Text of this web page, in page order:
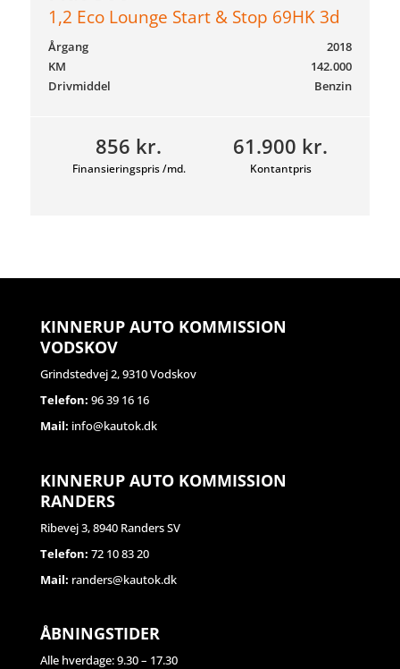
1,2 Eco Lounge Start & Stop 69HK 3d
856 kr.
Finansieringspris /md.
61.900 kr.
Kontantpris
2018
Årgang
142.000
KM
Benzin
Drivmiddel
KINNERUP AUTO KOMMISSION
VODSKOV
Grindstedvej 2, 9310 Vodskov
Telefon: 96 39 16 16
Mail: info@kautok.dk
KINNERUP AUTO KOMMISSION
RANDERS
Ribevej 3, 8940 Randers SV
Telefon: 72 10 83 20
Mail: randers@kautok.dk
ÅBNINGSTIDER
Alle hverdage: 9.30 – 17.30